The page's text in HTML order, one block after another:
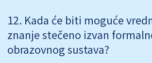
Kada će biti moguće
znanje stečeno izvan
obrazovnog sustava?